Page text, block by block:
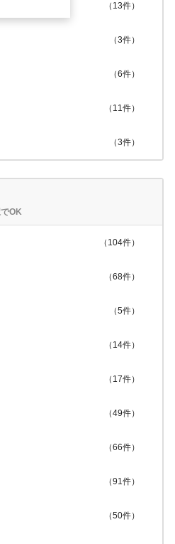
（ 13件）
（3件）
（6件）
（ 11件）
（3件）
OK
（ 104件）
（68件）
（5件）
（ 14件）
（ 17件）
（49件）
（66件）
（91件）
（50件）